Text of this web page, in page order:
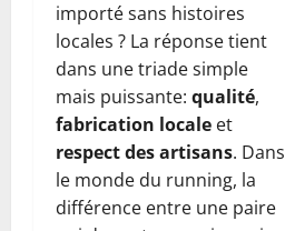
importé sans histoires
locales ? La réponse tient
dans une triade simple
mais puissante: qualité,
fabrication locale et
respect des artisans. Dans
le monde du running, la
différence entre une paire